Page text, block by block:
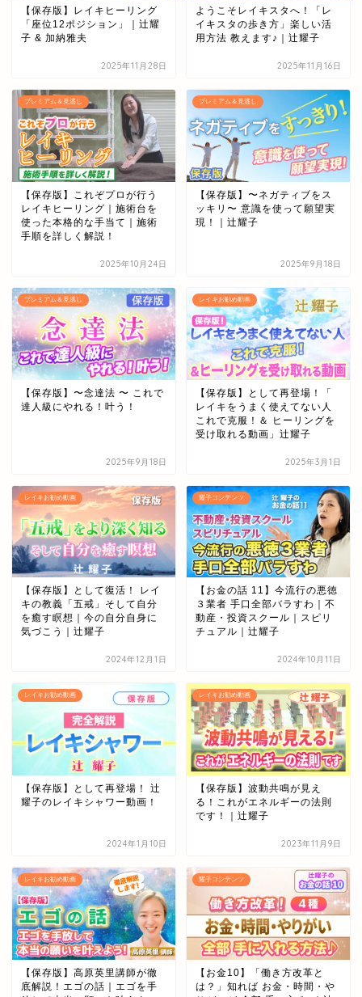
【保存版】レイキヒーリング
「座位12ポジション」｜辻耀
子 & 加納雅夫
2025年11月28日
ようこそレイキスタへ！「レ
イキスタの歩き方」楽しい活
用方法 教えます♪｜辻耀子
2025年11月16日
プレミアム＆見逃し
【保存版】これぞプロが行う
レイキヒーリング｜施術台を
使った本格的な手当て｜施術
手順を詳しく解説！
2025年10月24日
プレミアム＆見逃し
【保存版】〜ネガティブをス
ッキリ〜 意識を使って願望実
現！｜辻耀子
2025年9月18日
プレミアム＆見逃し
【保存版】〜念達法 〜 これで
達人級にやれる！叶う！
2025年9月18日
レイキお勧め動画
【保存版】として再登場！「
レイキをうまく使えてない人
これで克服！＆ ヒーリングを
受け取れる動画」辻耀子
2025年3月1日
レイキお勧め動画
【保存版】として復活！ レイ
キの教義「五戒」そして自分
を癒す瞑想｜今の自分自身に
気づこう｜辻耀子
2024年12月1日
耀子コンテンツ
【お金の話 11】今流行の悪徳
３業者 手口全部バラすわ｜不
動産・投資スクール｜スピリ
チュアル｜辻耀子
2024年10月11日
レイキお勧め動画
【保存版】として再登場！ 辻
耀子のレイキシャワー動画！
2024年1月10日
レイキお勧め動画
【保存版】波動共鳴が見え
る！これがエネルギーの法則
です！｜辻耀子
2023年11月9日
レイキお勧め動画
【保存版】高原英里講師が徹
底解説！エゴの話｜エゴを手
耀子コンテンツ
【お金10】「働き方改革と
は？」知れば お金・時間・や